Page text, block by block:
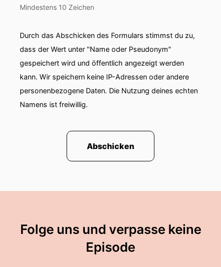
Mindestens 10 Zeichen
Durch das Abschicken des Formulars stimmst du zu,
dass der Wert unter "Name oder Pseudonym"
gespeichert wird und öffentlich angezeigt werden
kann. Wir speichern keine IP-Adressen oder andere
personenbezogene Daten. Die Nutzung deines echten
Namens ist freiwillig.
Abschicken
Folge uns und verpasse keine
Episode